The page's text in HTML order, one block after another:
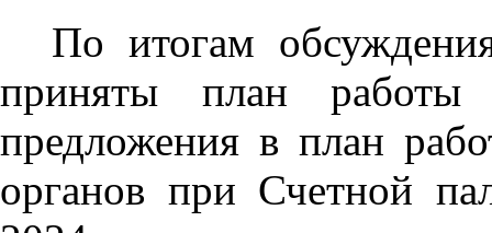
По итогам
приняты план
предложения в план
органов при Счетной